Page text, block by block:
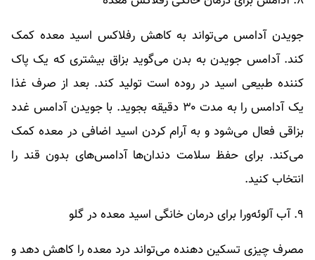
جویدن آدامس می‌تواند به کاهش رفلاکس اسید معده کمک
کند. آدامس جویدن به بدن می‌گوید بزاق بیشتری که یک پاک
کننده طبیعی اسید در روده است تولید کند. بعد از صرف غذا
یک آدامس را به مدت ۳۰ دقیقه بجوید. با جویدن آدامس غدد
بزاقی فعال می‌شود و به آرام کردن اسید اضافی در معده کمک
می‌کند. برای حفظ سلامت دندان‌ها آدامس‌های بدون قند را
انتخاب کنید.
۹. آب آلوئه‌ورا برای درمان خانگی اسید معده در گلو
مصرف چیزی تسکین دهنده می‌تواند درد معده را کاهش دهد و